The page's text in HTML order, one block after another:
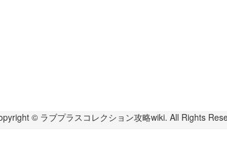
© ラブプラスコレクション攻略wiki. All Rights